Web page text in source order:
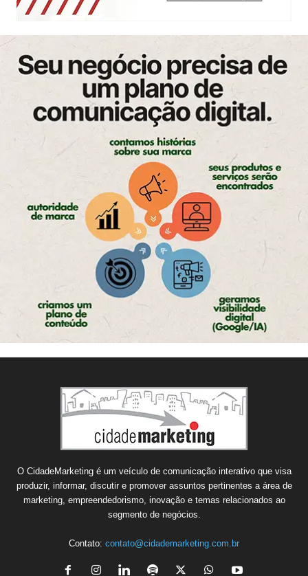
O CidadeMarketing é um veículo de comunicação interativo que visa
produzir, informar, discutir e promover assuntos pertinentes a área de
marketing, empreendedorismo, inovação e temas relacionados ao
segmento de negócios.
Contato: contato@cidademarketing.com.br